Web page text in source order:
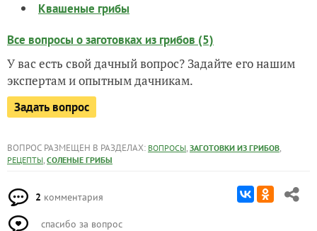
Квашеные грибы
Все вопросы о заготовках из грибов (5)
У вас есть свой дачный вопрос? Задайте его нашим
экспертам и опытным дачникам.
Задать вопрос
ВОПРОС РАЗМЕЩЕН В РАЗДЕЛАХ: ВОПРОСЫ, ЗАГОТОВКИ ИЗ ГРИБОВ,
РЕЦЕПТЫ, СОЛЕНЫЕ ГРИБЫ
2 комментария
спасибо за вопрос